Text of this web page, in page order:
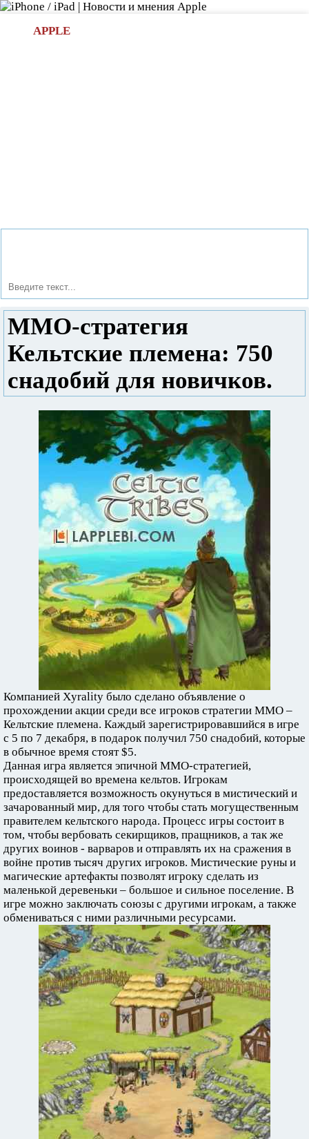
APPLE
ММО-стратегия
Кельтские племена: 750
снадобий для новичков.
Компанией Xyrality было сделано объявление о
прохождении акции среди все игроков стратегии MMO –
Кельтские племена. Каждый зарегистрировавшийся в игре
с 5 по 7 декабря, в подарок получил 750 снадобий, которые
в обычное время стоят $5.
Данная игра является эпичной MMO-стратегией,
происходящей во времена кельтов. Игрокам
предоставляется возможность окунуться в мистический и
зачарованный мир, для того чтобы стать могущественным
правителем кельтского народа. Процесс игры состоит в
том, чтобы вербовать секирщиков, пращников, а так же
других воинов - варваров и отправлять их на сражения в
войне против тысяч других игроков. Мистические руны и
магические артефакты позволят игроку сделать из
маленькой деревеньки – большое и сильное поселение. В
игре можно заключать союзы с другими игрокам, а также
обмениваться с ними различными ресурсами.